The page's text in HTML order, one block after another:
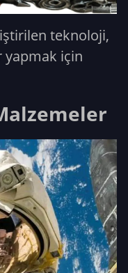
teknoloji,
yapmak için